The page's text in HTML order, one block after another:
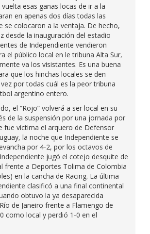
esas ganas locas de ir a la
en apenas dos días todas las
se colocaron a la ventaja. De hecho,
desde la inauguración del estadio
de Independiente vendieron
el público local en le tribuna Alta Sur,
va los visistantes. Es una buena
que los hinchas locales se den
por todas cuál es la peor tribuna
argentino entero.
el “Rojo” volverá a ser local en su
de la suspensión por una jornada por
fue víctima el arquero de Defensor
la noche que Independiente se
por 4-2, por los octavos de
jugó el cotejo desquite de
frente a Deportes Tolima de Colombia
en la cancha de Racing. La última
clasificó a una final continental
obtuvo la ya desaparecida
de Janeiro frente a Flamengo de
como local y perdió 1-0 en el